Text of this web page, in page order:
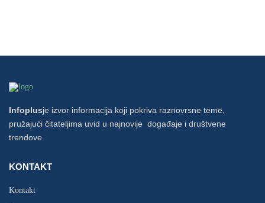
Infoplusje izvor informacija koji pokriva raznovrsne teme,
pružajući čitateljima uvid u najnovije događaje i društvene
trendove.
KONTAKT
Kontakt